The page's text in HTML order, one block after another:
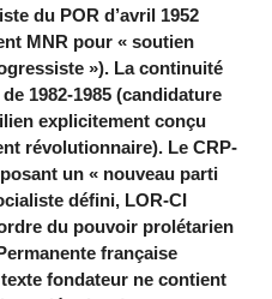
du POR d’avril 1952
MNR pour « soutien
»). La continuité
1982-1985 (candidature
explicitement conçu
révolutionnaire). Le CRP-
un « nouveau parti
défini, LOR-CI
du pouvoir prolétarien
française
fondateur ne contient